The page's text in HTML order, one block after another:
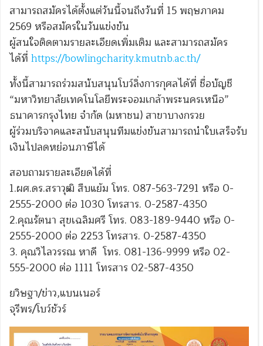
สามารถสมัครได้ตั้งแต่วันนี้จนถึงวันที่ 15 พฤษภาคม
2569 หรือสมัครในวันแข่งขัน
ผู้สนใจติดตามรายละเอียดเพิ่มเติม และสามารถสมัคร
ได้ที่ https://bowlingcharity.kmutnb.ac.th/
ทั้งนี้สามารถร่วมสนับสนุนโบว์ลิ่งการกุศลได้ที่ ชื่อบัญชี
“มหาวิทยาลัยเทคโนโลยีพระจอมเกล้าพระนครเหนือ”
ธนาคารกรุงไทย จำกัด (มหาชน) สาขาบางกรวย
ผู้ร่วมบริจาคและสนับสนุนทีมแข่งขันสามารถนำใบเสร็จรับ
เงินไปลดหย่อนภาษีได้
สอบถามรายละเอียดได้ที่
1.ผศ.ดร.สราวุฒิ สืบแย้ม โทร. 087-563-7291 หรือ 0-
2555-2000 ต่อ 1030 โทรสาร. 0-2587-4350
2.คุณรัตนา สุขเฉลิมศรี โทร. 083-189-9440 หรือ 0-
2555-2000 ต่อ 2253 โทรสาร. 0-2587-4350
3. คุณวิไลวรรณ หาดี โทร. 081-136-9999 หรือ 02-
555-2000 ต่อ 1111 โทรสาร 02-587-4350
ยวิษฐา/ข่าว,แบนเนอร์
จุรีพร/โบว์ชัวร์